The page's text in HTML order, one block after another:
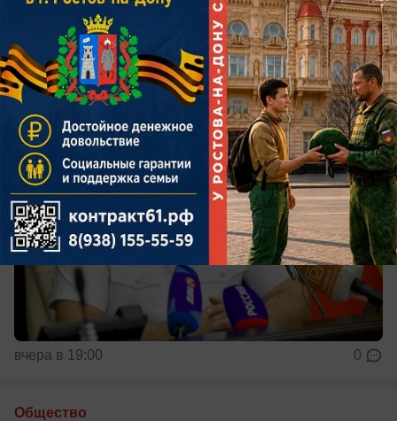
Основную часть миграционного потока
составляют граждане Узбекистана
вчера в 19:00 0
Общество